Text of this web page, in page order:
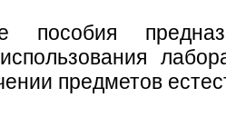
пособия
предметов